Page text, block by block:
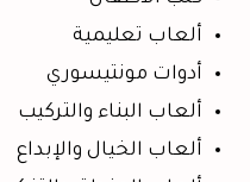
ألعاب تعليمية
أدوات مونتيسوري
ألعاب البناء والتركيب
ألعاب الخيال والإبداع